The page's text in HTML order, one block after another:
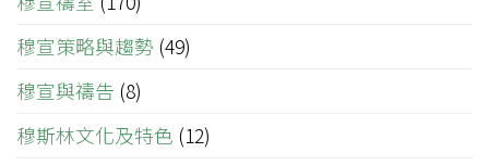
穆宣策略與趨勢 (49)
穆宣與禱告 (8)
穆斯林文化及特色 (12)